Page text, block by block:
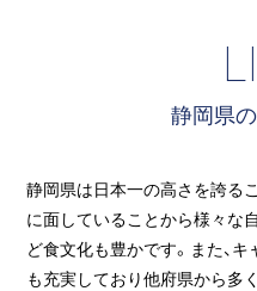
静岡県
静岡県は日本一の高さを誇る
に面していることから様々な
ど食文化も豊かです。また、
も充実しており他府県から多